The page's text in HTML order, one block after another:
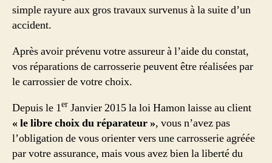
simple rayure aux gros travaux survenus à la suite d’un
accident.
Après avoir prévenu votre assureur à l’aide du constat,
vos réparations de carrosserie peuvent être réalisées par
le carrossier de votre choix.
Depuis le 1er Janvier 2015 la loi Hamon laisse au client
« le libre choix du réparateur », vous n’avez pas
l’obligation de vous orienter vers une carrosserie agréée
par votre assurance, mais vous avez bien la liberté du